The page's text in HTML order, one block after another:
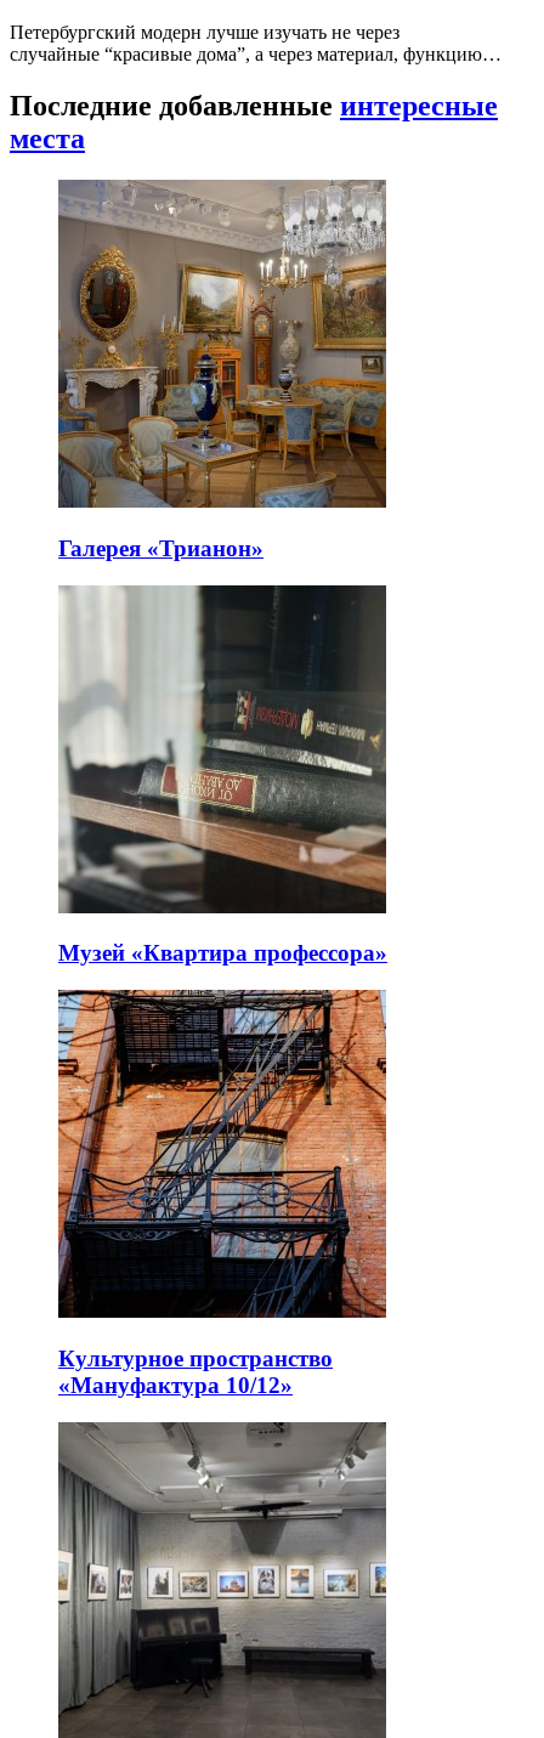
Петербургский модерн лучше изучать не через
случайные “красивые дома”, а через материал, функцию…
Последние добавленные интересные
места
Галерея «Трианон»
Музей «Квартира профессора»
Культурное пространство
«Мануфактура 10/12»